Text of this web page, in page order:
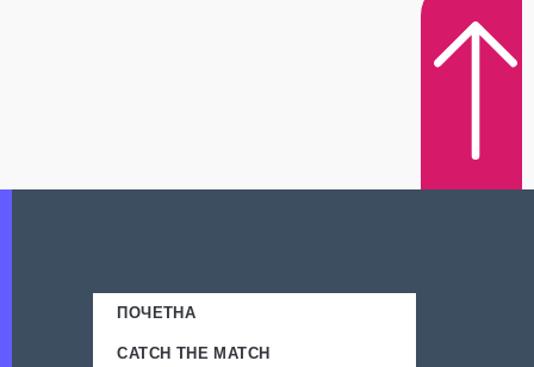
ПОЧЕТНА
CATCH THE MATCH